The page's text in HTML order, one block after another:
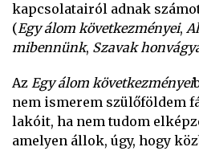
kapcsolatairól adnak
(Egy álom következményei,
mibennünk, Szavak
Az Egy álom következményei
nem ismerem szülőföldem
lakóit, ha nem tudom
amelyen állok, úgy, hogy